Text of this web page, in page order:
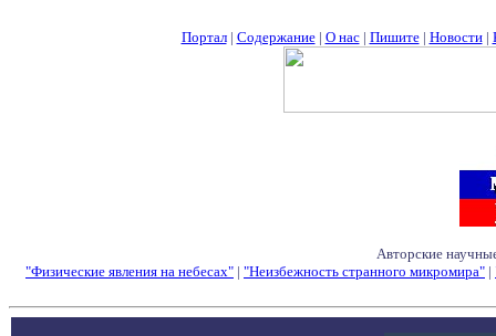
Портал| Содержание| О нас| Пишите| Новости|
Авторские
"Физические явления на небесах" | "Неизбежность странного микромира" |